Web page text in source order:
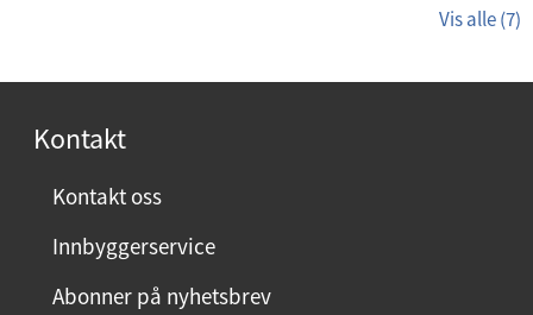
Vis alle (7)
Kontakt
Kontakt oss
Innbyggerservice
Abonner på nyhetsbrev